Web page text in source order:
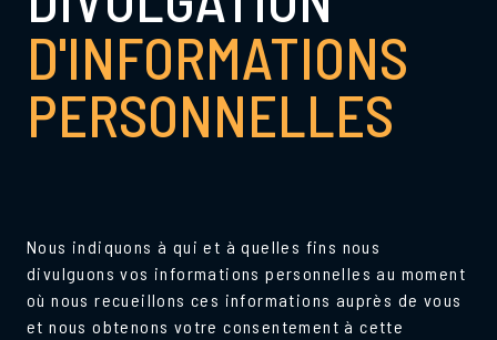
D'INFORMATIONS
PERSONNELLES
Nous indiquons à qui et à quelles fins nous
divulguons vos informations personnelles au moment
où nous recueillons ces informations auprès de vous
et nous obtenons votre consentement à cette